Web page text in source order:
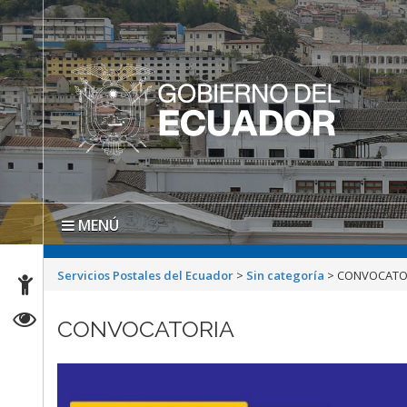
MENÚ
Servicios Postales del Ecuador > Sin categoría >
CONVOCATORIA